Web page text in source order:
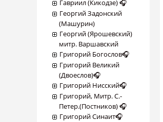
Гавриил (Кикодзе) 🎧
Георгий Задонский
(Машурин)
Георгий (Ярошевский)
митр. Варшавский
Григорий Богослов🎧
Григорий Великий
(Двоеслов)🎧
Григорий Нисский🎧
Григорий, Митр. С.-
Петер.(Постников) 🎧
Григорий Синаит🎧